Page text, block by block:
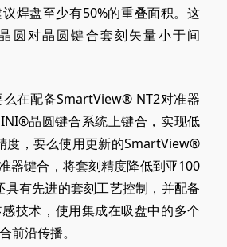
焊盘至少有50%的重叠面积。这
圆对晶圆键合套刻矢量小于间
在配备SmartView® NT2对准器
晶圆键合系统上键合，实现低
度，要么使用更新的SmartView®
器键合，将套刻精度降低到亚100
有先进的套刻工艺控制，并配备
技术，使用集成在吸盘中的多个
前沿传播。